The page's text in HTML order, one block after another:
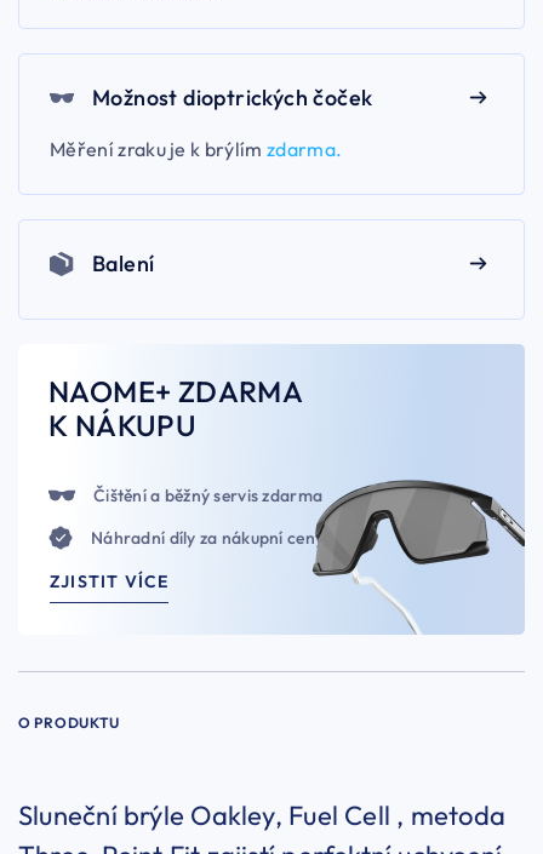
Možnost dioptrických čoček
Měření zraku je k brýlím zdarma.
Balení
NAOME+ ZDARMA
K NÁKUPU
Čištění a běžný servis zdarma
Náhradní díly za nákupní ceny
ZJISTIT VÍCE
O PRODUKTU
Sluneční brýle Oakley, Fuel Cell , metoda